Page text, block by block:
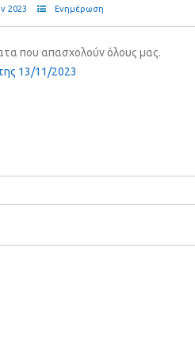
2023 Ενημέρωση
που απασχολούν όλους μας.
13/11/2023